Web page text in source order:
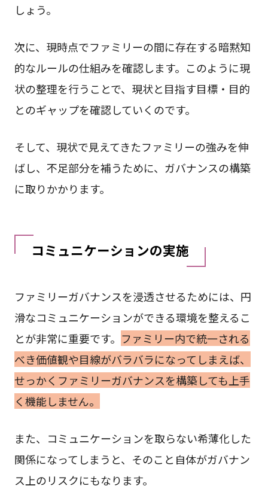
しょう。
次に、現時点でファミリーの間に存在する暗黙知
的なルールの仕組みを確認します。このように現
状の整理を行うことで、現状と目指す目標・目的
とのギャップを確認していくのです。
そして、現状で見えてきたファミリーの強みを伸
ばし、不足部分を補うために、ガバナンスの構築
に取りかかります。
コミュニケーションの実施
ファミリーガバナンスを浸透させるためには、円
滑なコミュニケーションができる環境を整えるこ
とが非常に重要です。 ファミリー内で統一される
べき価値観や目線がバラバラになってしまえば、
せっかくファミリーガバナンスを構築しても上手
く機能しません。
また、コミュニケーションを取らない希薄化した
関係になってしまうと、そのこと自体がガバナン
ス上のリスクにもなります。